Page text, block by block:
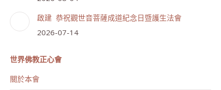
啟建 恭祝觀世音菩薩成道紀念日暨護生法會
2026-07-14
世界佛教正心會
關於本會